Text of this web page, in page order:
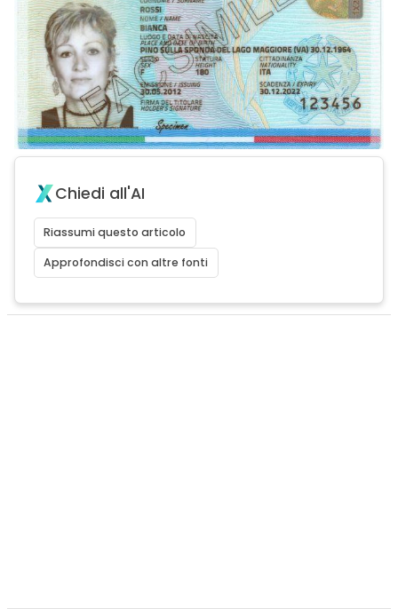
Chiedi all'AI
Riassumi questo articolo
Approfondisci con altre fonti